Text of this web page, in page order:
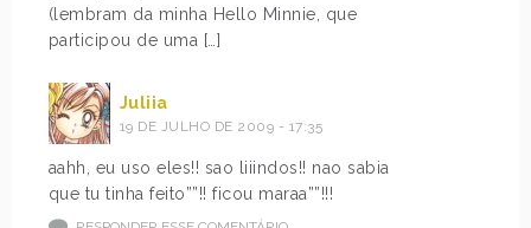
(lembram da minha Hello Minnie, que
participou de uma […]
Juliia
19 DE JULHO DE 2009 - 17:35
aahh, eu uso eles!! sao liiindos!! nao sabia
que tu tinha feito””!! ficou maraa””!!!